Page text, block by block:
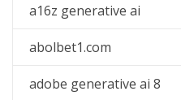
a16z generative ai
abolbet1.com
adobe generative ai 8